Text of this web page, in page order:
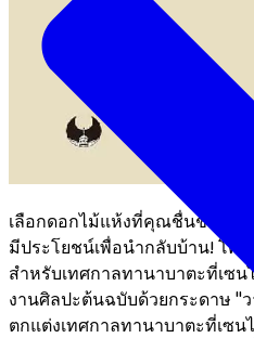
เลือกดอกไม้แห้งที่คุณชื่นชอบ แ
มีประโยชน์เพื่อนำกลับบ้าน! โคร
สำหรับเทศกาลทานาบาตะที่เซน
งานศิลปะต้นฉบับด้วยกระดาษ "
ตกแต่งเทศกาลทานาบาตะที่เซนไ